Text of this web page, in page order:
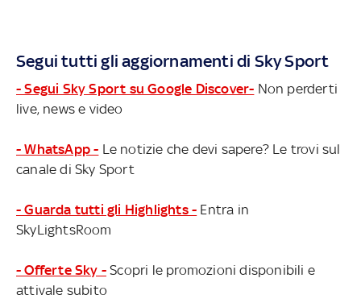
Segui tutti gli aggiornamenti di Sky Sport
- Segui Sky Sport su Google Discover- Non perderti
live, news e video
- WhatsApp - Le notizie che devi sapere? Le trovi sul
canale di Sky Sport
- Guarda tutti gli Highlights - Entra in
SkyLightsRoom
- Offerte Sky - Scopri le promozioni disponibili e
attivale subito